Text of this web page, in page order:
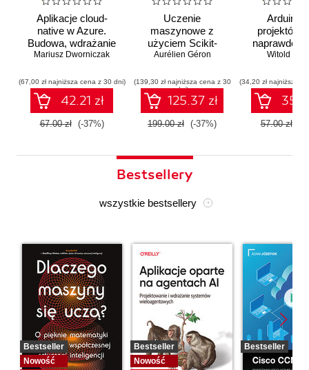
Aplikacje cloud-
native w Azure.
Budowa, wdrażanie
i bezpieczeństwo
Mariusz Dworniczak
(67,00 zł najniższa cena z 30 dni)
42.21 zł
67.00 zł (-37%)
Uczenie
maszynowe z
użyciem Scikit-
Learn i PyTorch.
narzędzia i techniki
umożliwiające
konstruowanie
inteligentnych
systemów
Aurélien Géron
(139,30 zł najniższa cena z 30
dni)
125.37 zł
199.00 zł (-37%)
Arduino.
projektów,
naprawdę
Witold
(34,20 zł najniższa
57.00 zł
Bestsellery
wszystkie bestsellery
Bestseller
Nowość
Bestseller
Nowość
Bestseller